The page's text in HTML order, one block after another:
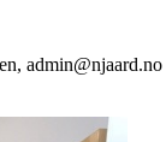
admin@njaard.no